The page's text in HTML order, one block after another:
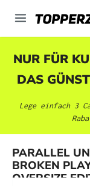
springen
NUR FÜR
DAS
Lege einfach 3
PARALLEL
BROKEN
OVERSIZE
Bildergalerie